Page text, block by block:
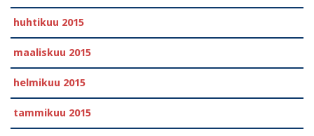
huhtikuu 2015
maaliskuu 2015
helmikuu 2015
tammikuu 2015